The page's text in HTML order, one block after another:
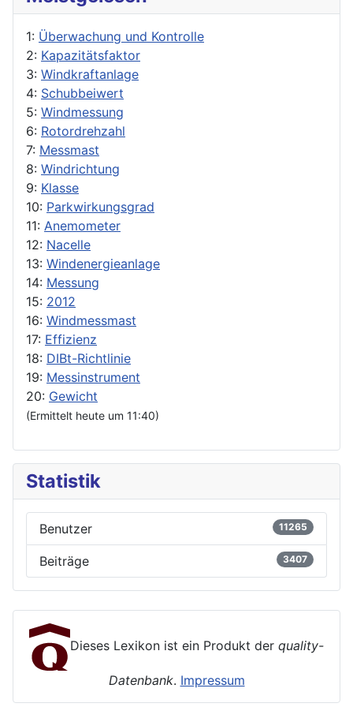
1: Überwachung und Kontrolle
2: Kapazitätsfaktor
3: Windkraftanlage
4: Schubbeiwert
5: Windmessung
6: Rotordrehzahl
7: Messmast
8: Windrichtung
9: Klasse
10: Parkwirkungsgrad
11: Anemometer
12: Nacelle
13: Windenergieanlage
14: Messung
15: 2012
16: Windmessmast
17: Effizienz
18: DIBt-Richtlinie
19: Messinstrument
20: Gewicht
(Ermittelt heute um 11:40)
Statistik
Benutzer 11265
Beiträge 3407
Dieses Lexikon ist ein Produkt der quality-
Datenbank. Impressum